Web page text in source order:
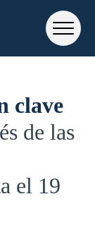
clave
de las
el 19